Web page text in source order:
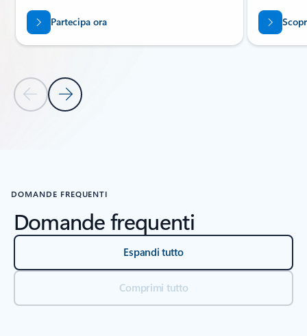
Diapositiva precedente
Diapositiva successiva
Partecipa ora
DOMANDE FREQUENTI
Domande frequenti
Espandi tutto
Comprimi tutto